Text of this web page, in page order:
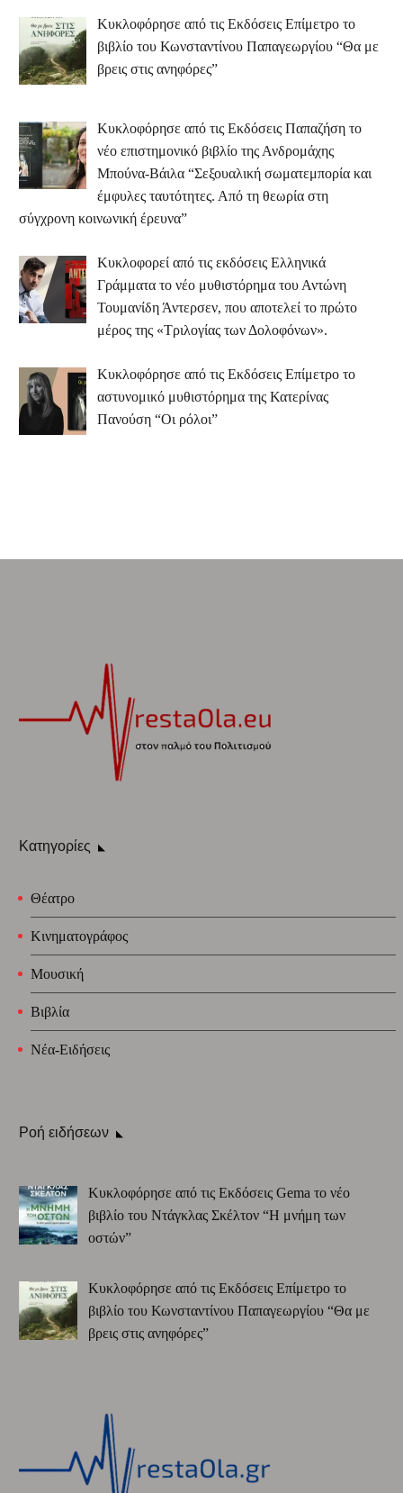
Κυκλοφόρησε από τις Εκδόσεις Επίμετρο το
βιβλίο του Κωνσταντίνου Παπαγεωργίου “Θα με
βρεις στις ανηφόρες”
Κυκλοφόρησε από τις Εκδόσεις Παπαζήση το
νέο επιστημονικό βιβλίο της Ανδρομάχης
Μπούνα-Βάιλα “Σεξουαλική σωματεμπορία και
έμφυλες ταυτότητες. Από τη θεωρία στη
σύγχρονη κοινωνική έρευνα”
Κυκλοφορεί από τις εκδόσεις Ελληνικά
Γράμματα το νέο μυθιστόρημα του Αντώνη
Τουμανίδη Άντερσεν, που αποτελεί το πρώτο
μέρος της «Τριλογίας των Δολοφόνων».
Κυκλοφόρησε από τις Εκδόσεις Επίμετρο το
αστυνομικό μυθιστόρημα της Κατερίνας
Πανούση “Οι ρόλοι”
Κατηγορίες
Θέατρο
Κινηματογράφος
Μουσική
Βιβλία
Νέα-Ειδήσεις
Ροή ειδήσεων
Κυκλοφόρησε από τις Εκδόσεις Gema το νέο
βιβλίο του Ντάγκλας Σκέλτον “Η μνήμη των
οστών”
Κυκλοφόρησε από τις Εκδόσεις Επίμετρο το
βιβλίο του Κωνσταντίνου Παπαγεωργίου “Θα με
βρεις στις ανηφόρες”